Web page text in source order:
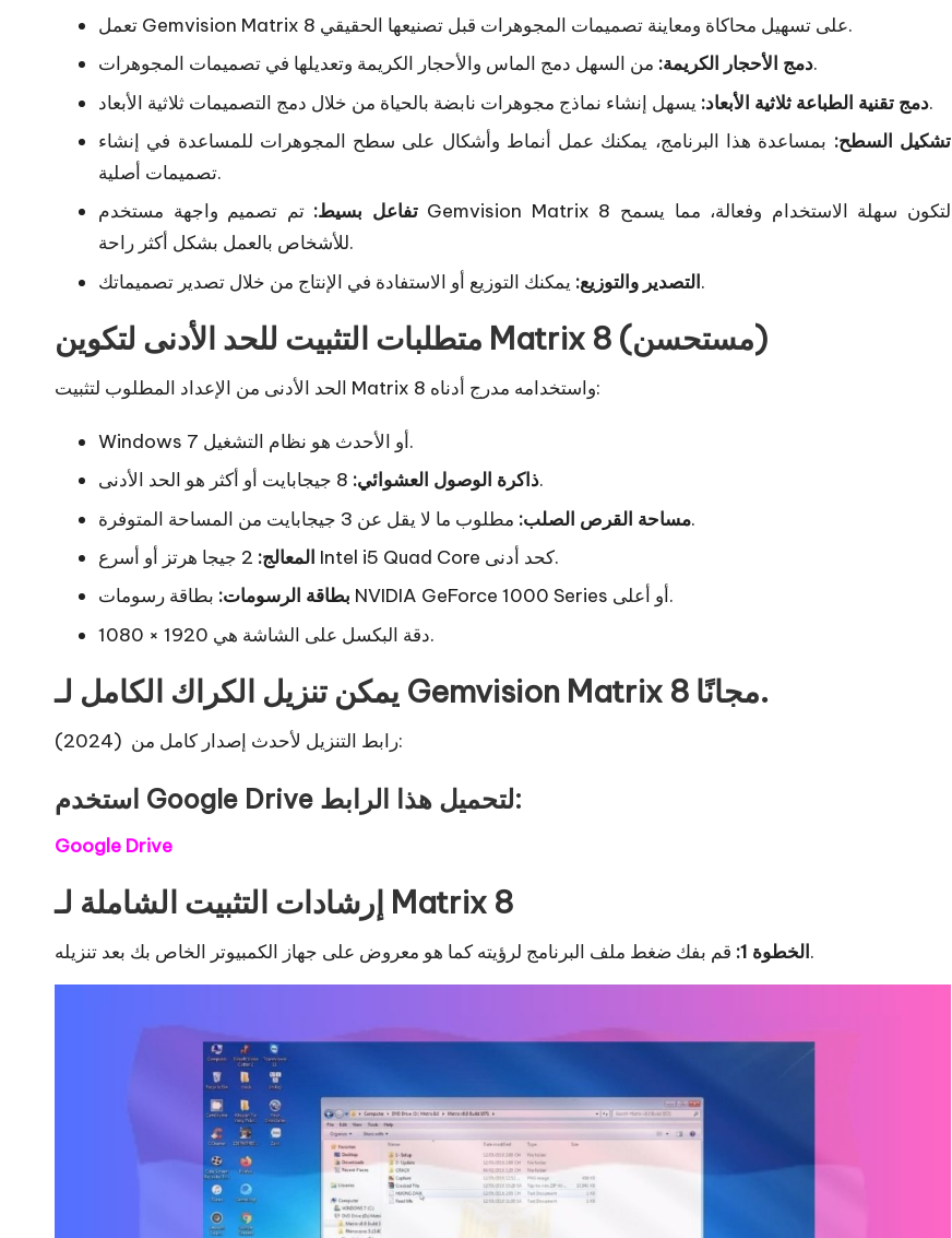
تعمل Gemvision Matrix 8 على تسهيل محاكاة ومعاينة تصميمات المجوهرات قبل تصنيعها الحقيقي.
دمج الأحجار الكريمة:من السهل دمج الماس والأحجار الكريمة وتعديلها في تصميمات المجوهرات.
دمج تقنية الطباعة ثلاثية الأبعاد:يسهل إنشاء نماذج مجوهرات نابضة بالحياة من خلال دمج التصميمات ثلاثية الأبعاد.
تشكيل السطح: بمساعدة هذا البرنامج، يمكنك عمل أنماط وأشكال على سطح المجوهرات للمساعدة في إنشاء
تصميمات أصلية.
تفاعل بسيط: تم تصميم واجهة مستخدم Gemvision Matrix 8 لتكون سهلة الاستخدام وفعالة، مما يسمح
للأشخاص بالعمل بشكل أكثر راحة.
التصدير والتوزيع:يمكنك التوزيع أو الاستفادة في الإنتاج من خلال تصدير تصميماتك.
متطلبات التثبيت للحد الأدنى لتكوين Matrix 8 (مستحسن)
الحد الأدنى من الإعداد المطلوب لتثبيت Matrix 8 واستخدامه مدرج أدناه:
Windows 7 أو الأحدث هو نظام التشغيل.
ذاكرة الوصول العشوائي:8 جيجابايت أو أكثر هو الحد الأدنى.
مساحة القرص الصلب:مطلوب ما لا يقل عن 3 جيجابايت من المساحة المتوفرة.
المعالج:
2 جيجا هرتز أو أسرع Intel i5 Quad Core كحد أدنى.
بطاقة الرسومات:
بطاقة رسومات NVIDIA GeForce 1000 Series أو أعلى.
دقة البكسل على الشاشة هي 1920 × 1080.
يمكن تنزيل الكراك الكامل لـ Gemvision Matrix 8 مجانًا.
رابط التنزيل لأحدث إصدار كامل من (2024):
استخدم Google Drive لتحميل هذا الرابط:
Google Drive
إرشادات التثبيت الشاملة لـ Matrix 8
الخطوة 1:قم بفك ضغط ملف البرنامج لرؤيته كما هو معروض على جهاز الكمبيوتر الخاص بك بعد تنزيله.